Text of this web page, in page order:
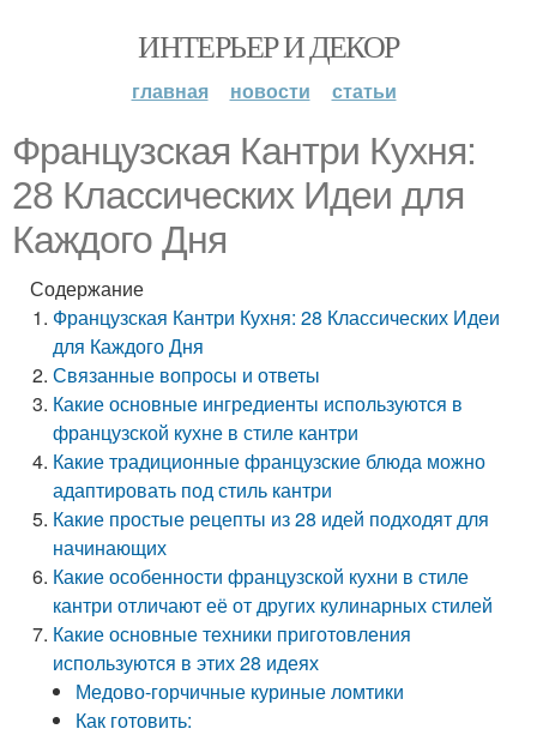
ИНТЕРЬЕР И ДЕКОР
главная новости статьи
Французская Кантри Кухня:
28 Классических Идеи для
Каждого Дня
Содержание
Французская Кантри Кухня: 28 Классических Идеи
для Каждого Дня
Связанные вопросы и ответы
Какие основные ингредиенты используются в
французской кухне в стиле кантри
Какие традиционные французские блюда можно
адаптировать под стиль кантри
Какие простые рецепты из 28 идей подходят для
начинающих
Какие особенности французской кухни в стиле
кантри отличают её от других кулинарных стилей
Какие основные техники приготовления
используются в этих 28 идеях
Медово-горчичные куриные ломтики
Как готовить: